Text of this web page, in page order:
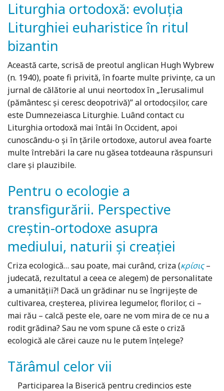
Liturghia ortodoxă: evoluţia
Liturghiei euharistice în ritul
bizantin
Această carte, scrisă de preotul anglican Hugh Wybrew
(n. 1940), poate fi privită, în foarte multe privințe, ca un
jurnal de călătorie al unui neortodox în „Ierusalimul
(pământesc și ceresc deopotrivă)” al ortodocșilor, care
este Dumnezeiasca Liturghie. Luând contact cu
Liturghia ortodoxă mai întâi în Occident, apoi
cunoscându-o și în țările ortodoxe, autorul avea foarte
multe întrebări la care nu găsea totdeauna răspunsuri
clare și plauzibile.
Pentru o ecologie a
transfigurării. Perspective
creştin-ortodoxe asupra
mediului, naturii şi creaţiei
Criza ecologică… sau poate, mai curând, criza (κρίσις –
judecată, rezultatul a ceea ce alegem) de personalitate
a umanităţii?! Dacă un grădinar nu se îngrijeşte de
cultivarea, creşterea, plivirea legumelor, florilor, ci –
mai rău – calcă peste ele, oare ne vom mira de ce nu a
rodit grădina? Sau ne vom spune că este o criză
ecologică ale cărei cauze nu le putem înţelege?
Tărâmul celor vii
Participarea la Biserică pentru credincios este